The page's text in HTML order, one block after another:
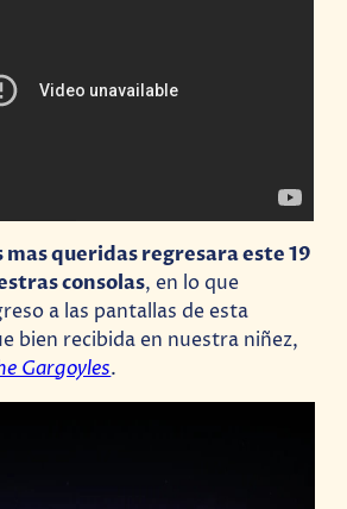
mas queridas regresara este 19
consolas, en lo que
a las pantallas de esta
bien recibida en nuestra niñez,
Gargoyles.